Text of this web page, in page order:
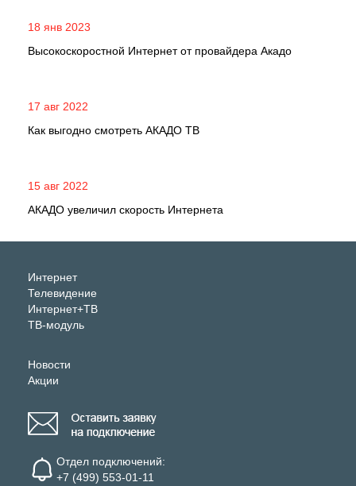
18 янв 2023
Высокоскоростной Интернет от провайдера Акадо
17 авг 2022
Как выгодно смотреть АКАДО ТВ
15 авг 2022
АКАДО увеличил скорость Интернета
Интернет
Телевидение
Интернет+ТВ
ТВ-модуль
Новости
Акции
Отдел подключений:
+7 (499) 553-01-11